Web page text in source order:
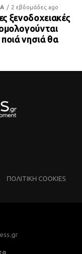
2 εβδομάδες ago
ξενοδοχειακές
νησιά θα
ΠΟΛΙΤΙΚΗ COOKIES